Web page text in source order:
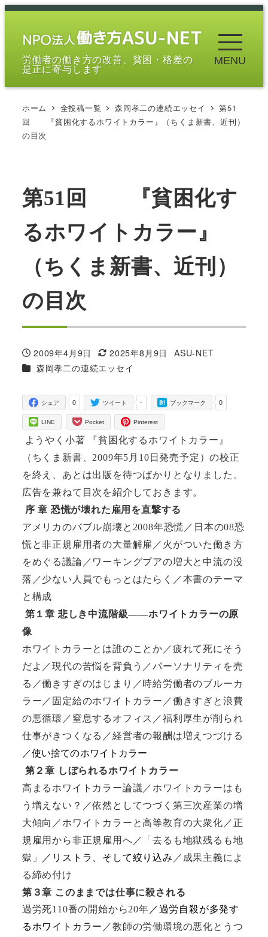
メ
労働者の働き方の改善、貧困・格差の
是正に寄与します
MENU
ホーム 全投稿一覧 森岡孝二の連続エッセイ
第51
回 『貧困化するホワイトカラー』（ちくま新書、近刊）
の目次
第51回 『貧困化す
るホワイトカラー』
（ちくま新書、近刊）
の目次
投稿日
2009年4月9日
更新日
2025年8月9日
著
ASU-NET
カテゴリー
森岡孝二の連続エッセイ
0
シェア -
ツイート 0
ブックマーク
LINE Pocket Pinterest
ようやく小著
『貧困化するホワイトカラー』
（ちくま新書、 2009年5 月 10 日発売予定）の校正
を終え、あとは出版を待つばかりとなりました。
広告を兼ねて目次を紹介しておきます。
序 章 恐慌が壊れた雇用を直撃する
アメリカのバブル崩壊と 2008年恐慌／日本の08恐
慌と非正規雇用者の大量解雇／火がついた働き方
をめぐる議論／ワーキングプアの増大と中流の没
落／少ない人員でもっとはたらく／本書のテーマ
と構成
第１章 悲しき中流階級――ホワイトカラーの原
像
ホワイトカラーとは誰のことか／疲れて死にそう
だよ／現代の苦悩を背負う／パーソナリティを売
る／働きすぎのはじまり／時給労働者のブルーカ
ラー／固定給のホワイトカラー／働きすぎと浪費
の悪循環／窒息するオフィス／福利厚生が削られ
仕事がきつくなる／経営者の報酬は増えつづける
／使い捨てのホワイトカラー
第２章 しぼられるホワイトカラー
高まるホワイトカラー論議／ホワイトカラーはも
う増えない？／依然としてつづく第三次産業の増
大傾向／ホワイトカラーと高等教育の大衆化／正
規雇用から非正規雇用へ／「去るも地獄残るも地
獄」
／リストラ、そして絞り込み ／成果主義によ
る締め付け
第３章 このままでは仕事に殺される
過労死110番の開始から20年 ／過労自殺が多発す
るホワイトカラー ／教師の労働環境の悪化とうつ